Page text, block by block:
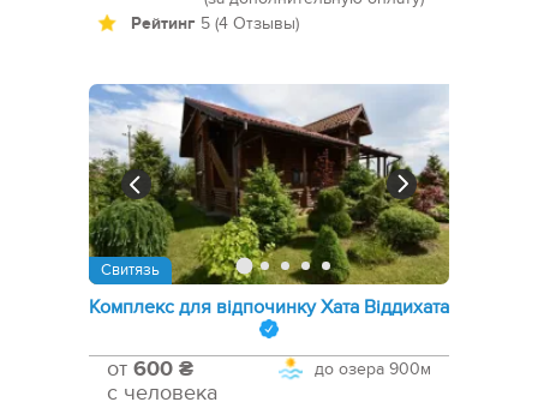
Рейтинг 5 (4 Отзывы)
Свитязь
Комплекс для відпочинку Хата Віддихата
до озера 900м
от 600 ₴
с человека